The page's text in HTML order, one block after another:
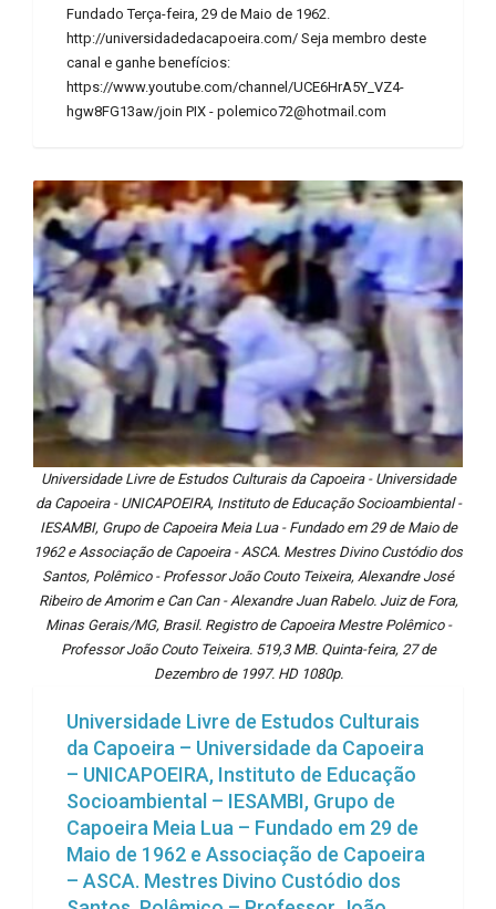
Fundado Terça-feira, 29 de Maio de 1962.
http://universidadedacapoeira.com/ Seja membro deste
canal e ganhe benefícios:
https://www.youtube.com/channel/UCE6HrA5Y_VZ4-
hgw8FG13aw/join PIX - polemico72@hotmail.com
Universidade Livre de Estudos Culturais da Capoeira - Universidade
da Capoeira - UNICAPOEIRA, Instituto de Educação Socioambiental -
IESAMBI, Grupo de Capoeira Meia Lua - Fundado em 29 de Maio de
1962 e Associação de Capoeira - ASCA. Mestres Divino Custódio dos
Santos, Polêmico - Professor João Couto Teixeira, Alexandre José
Ribeiro de Amorim e Can Can - Alexandre Juan Rabelo. Juiz de Fora,
Minas Gerais/MG, Brasil. Registro de Capoeira Mestre Polêmico -
Professor João Couto Teixeira. 519,3 MB. Quinta-feira, 27 de
Dezembro de 1997. HD 1080p.
Universidade Livre de Estudos Culturais
da Capoeira – Universidade da Capoeira
– UNICAPOEIRA, Instituto de Educação
Socioambiental – IESAMBI, Grupo de
Capoeira Meia Lua – Fundado em 29 de
Maio de 1962 e Associação de Capoeira
– ASCA. Mestres Divino Custódio dos